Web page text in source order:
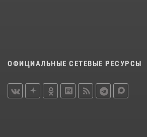
ОФИЦИАЛЬНЫЕ СЕТЕВЫЕ РЕСУРСЫ